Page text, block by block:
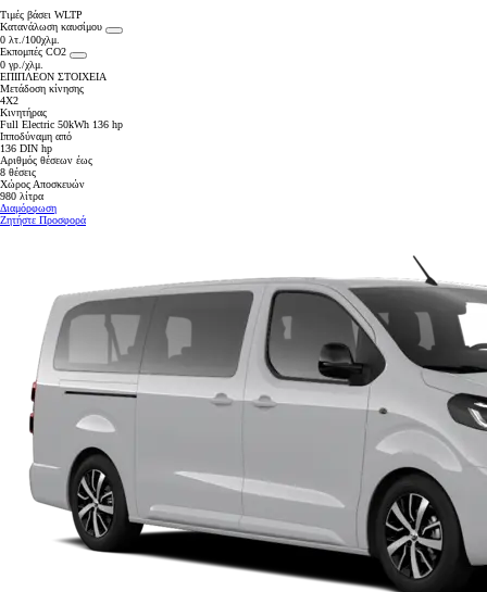
Τιμές βάσει WLTP
Κατανάλωση καυσίμου
0 λτ./100χλμ.
Εκπομπές CO2
0 γρ./χλμ.
ΕΠΙΠΛΕΟΝ ΣΤΟΙΧΕΙΑ
Μετάδοση κίνησης
4X2
Κινητήρας
Full Electric 50kWh 136 hp
Ιπποδύναμη από
136 DIN hp
Αριθμός θέσεων έως
8 θέσεις
Χώρος Αποσκευών
980 λίτρα
Διαμόρφωση
Ζητήστε Προσφορά